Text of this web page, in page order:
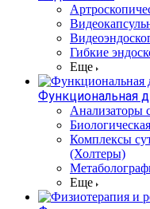
Гибкие
Еще
Функциональная
Анализаторы
Комплексы
(Холтеры)
Еще